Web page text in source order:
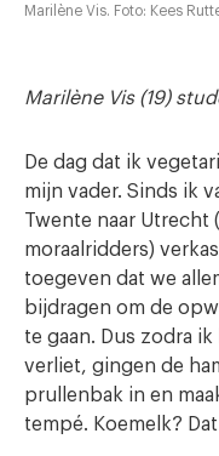
Marilène Vis. Foto: Kees
Marilène Vis (19)
De dag dat ik
mijn vader. Sinds ik
Twente naar Utrecht
moraalridders)
toegeven dat we
bijdragen om de
te gaan. Dus zodra
verliet, gingen de
prullenbak in en
tempé. Koemelk?